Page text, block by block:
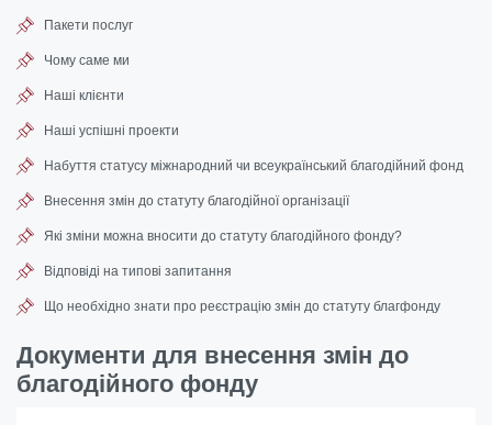
Пакети послуг
Чому саме ми
Наші клієнти
Наші успішні проекти
Набуття статусу міжнародний чи всеукраїнський благодійний фонд
Внесення змін до статуту благодійної організації
Які зміни можна вносити до статуту благодійного фонду?
Відповіді на типові запитання
Що необхідно знати про реєстрацію змін до статуту благфонду
Документи для внесення змін до
благодійного фонду